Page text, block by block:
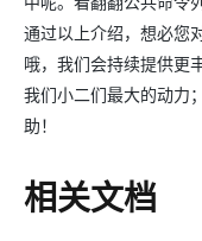
通过以上介绍，想必您
哦，我们会持续提供更
我们小二们最大的动力
助！
相关文档